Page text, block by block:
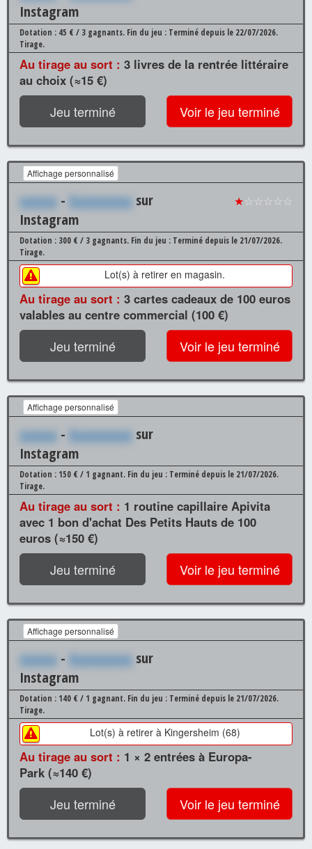
Instagram
Dotation : 45 € / 3 gagnants. Fin du jeu : Terminé depuis le 22/07/2026.
Tirage.
Au tirage au sort : 3 livres de la rentrée littéraire
au choix (≈15 €)
Jeu terminé Voir le jeu terminé
Affichage personnalisé
xxxxxx - Xxxxxxxxxx sur
Instagram
★☆☆☆☆☆
Dotation : 300 € / 3 gagnants. Fin du jeu : Terminé depuis le 21/07/2026.
Tirage.
Lot(s) à retirer en magasin.
Au tirage au sort : 3 cartes cadeaux de 100 euros
valables au centre commercial (100 €)
Jeu terminé Voir le jeu terminé
Affichage personnalisé
xxxxxx - Xxxxxxxxxx sur
Instagram
Dotation : 150 € / 1 gagnant. Fin du jeu : Terminé depuis le 21/07/2026.
Tirage.
Au tirage au sort : 1 routine capillaire Apivita
avec 1 bon d'achat Des Petits Hauts de 100
euros (≈150 €)
Jeu terminé Voir le jeu terminé
Affichage personnalisé
xxxxxx - Xxxxxxxxxx sur
Instagram
Dotation : 140 € / 1 gagnant. Fin du jeu : Terminé depuis le 21/07/2026.
Tirage.
Lot(s) à retirer à Kingersheim (68)
Au tirage au sort : 1 × 2 entrées à Europa-
Park (≈140 €)
Jeu terminé Voir le jeu terminé